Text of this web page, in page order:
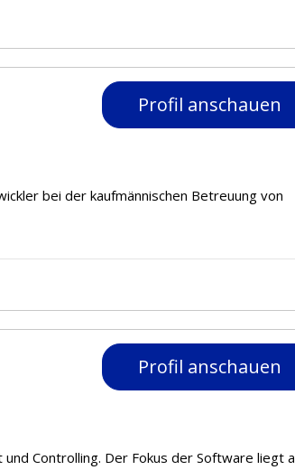
Profil anschauen
bei der kaufmännischen Betreuung von
Profil anschauen
Controlling. Der Fokus der Software liegt